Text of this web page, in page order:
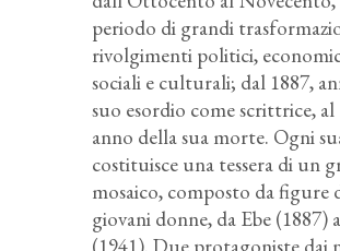
periodo di grandi
rivolgimenti politici,
sociali e culturali; dal 1887,
suo esordio come scrittrice, al
anno della sua morte. Ogni
costituisce una tessera di un
mosaico, composto da figure
giovani donne, da Ebe (1887)